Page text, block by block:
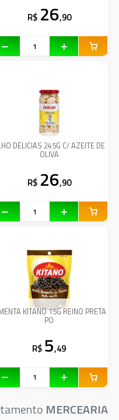
R$ 26,90
DELICIAS 245G C/ AZEITE DE
OLIVA
R$ 26,90
KITANO 15G REINO PRETA
PO
R$ 5,49
MERCEARIA